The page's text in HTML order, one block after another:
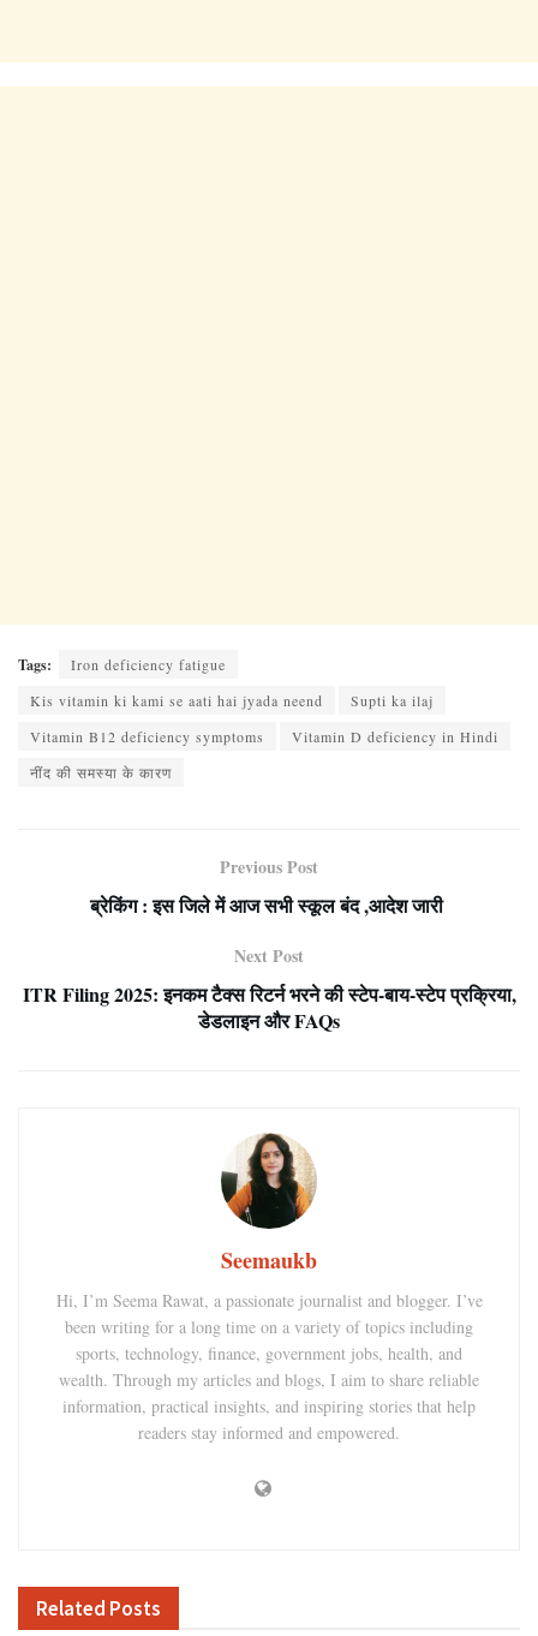
Tags:
Iron deficiency fatigue
Kis vitamin ki kami se aati hai jyada neend
Supti ka ilaj
Vitamin B12 deficiency symptoms
Vitamin D deficiency in Hindi
नींद की समस्या के कारण
Previous Post
ब्रेकिंग : इस जिले में आज सभी स्कूल बंद ,आदेश जारी
Next Post
ITR Filing 2025: इनकम टैक्स रिटर्न भरने की स्टेप-बाय-स्टेप प्रक्रिया,
डेडलाइन और FAQs
Seemaukb
Hi, I’m Seema Rawat, a passionate journalist and blogger. I’ve
been writing for a long time on a variety of topics including
sports, technology, finance, government jobs, health, and
wealth. Through my articles and blogs, I aim to share reliable
information, practical insights, and inspiring stories that help
readers stay informed and empowered.
Related Posts